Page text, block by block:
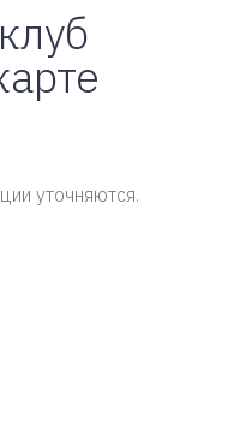
уточняются.